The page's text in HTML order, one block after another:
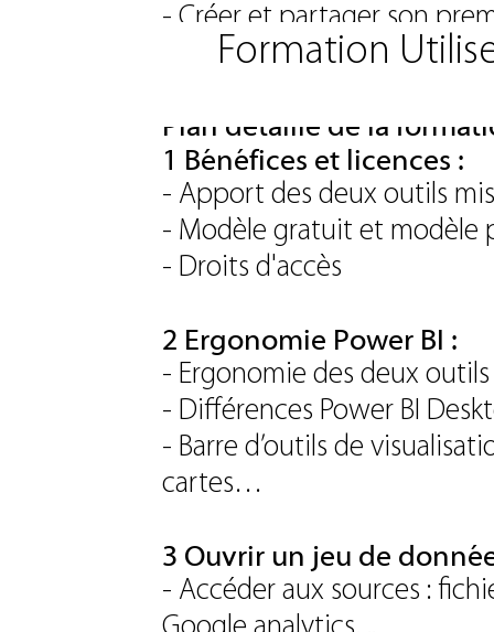
Formation
- Créer et partager son
Plan détaillé de la
1 Bénéfices et licences :
- Apport des deux outils
- Modèle gratuit et modèle
- Droits d'accès
2 Ergonomie Power BI :
- Ergonomie des deux outils
- Différences Power BI
- Barre d’outils de
cartes…
3 Ouvrir un jeu de
- Accéder aux sources :